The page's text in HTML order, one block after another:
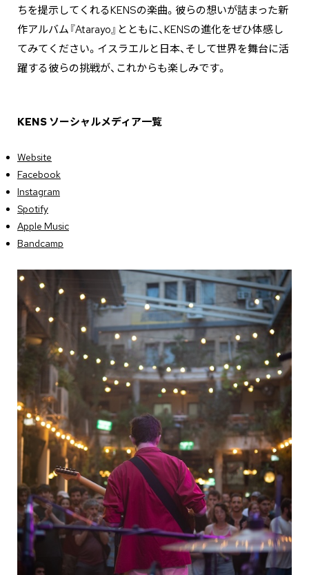
ちを提示してくれるKENSの楽曲。彼らの想いが詰まった新
作アルバム『Atarayo』とともに、KENSの進化をぜひ体感し
てみてください。イスラエルと日本、そして世界を舞台に活
躍する彼らの挑戦が、これからも楽しみです。
KENS ソーシャルメディア一覧
Website
Facebook
Instagram
Spotify
Apple Music
Bandcamp